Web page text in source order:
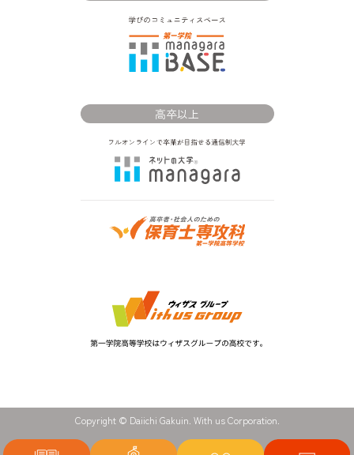
高卒以上
Copyright © Daiichi Gakuin. With us Corporation.